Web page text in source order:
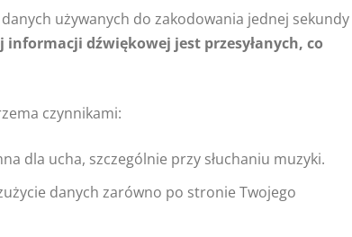
używanych do zakodowania jednej sekundy
dźwiękowej jest przesyłanych, co
czynnikami:
dla ucha, szczególnie przy słuchaniu muzyki.
danych zarówno po stronie Twojego